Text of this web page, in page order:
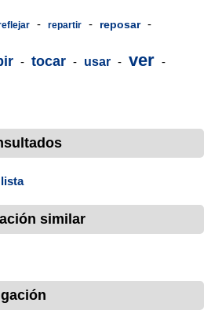
- repartir - reposar -
- tocar - usar - ver -
similar